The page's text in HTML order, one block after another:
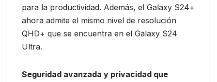
para la productividad. Además, el Galaxy S24+
ahora admite el mismo nivel de resolución
QHD+ que se encuentra en el Galaxy S24
Ultra.
Seguridad avanzada y privacidad que